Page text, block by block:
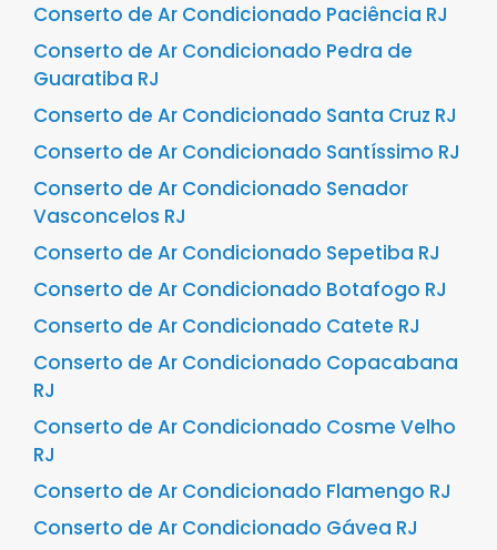
Conserto de Ar Condicionado Paciência RJ
Conserto de Ar Condicionado Pedra de
Guaratiba RJ
Conserto de Ar Condicionado Santa Cruz RJ
Conserto de Ar Condicionado Santíssimo RJ
Conserto de Ar Condicionado Senador
Vasconcelos RJ
Conserto de Ar Condicionado Sepetiba RJ
Conserto de Ar Condicionado Botafogo RJ
Conserto de Ar Condicionado Catete RJ
Conserto de Ar Condicionado Copacabana
RJ
Conserto de Ar Condicionado Cosme Velho
RJ
Conserto de Ar Condicionado Flamengo RJ
Conserto de Ar Condicionado Gávea RJ